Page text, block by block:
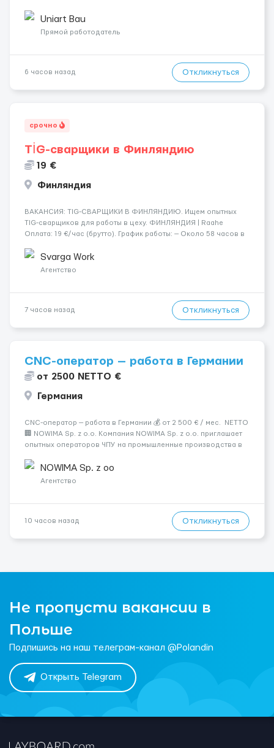
профессионалов на месте, приглашения делаем только для
профессионалов с доказательным портф...
Uniart Bau
Прямой работодатель
6 часов назад Откликнуться
срочно
TİG-сварщики в Финляндию
19 €
Финляндия
​​ВАКАНСИЯ: TIG-СВАРЩИКИ В ФИНЛЯНДИЮ. Ищем опытных
TIG-сварщиков для работы в цеху. ФИНЛЯНДИЯ | Raahe
Оплата: 19 €/час (брутто). График работы: — Около 58 часов в
переработки. Дата начала: — Как можно скорее....
Svarga Work
Агентство
7 часов назад Откликнуться
CNC-оператор — работа в Германии
от 2500 NETTO €
Германия
CNC-оператор — работа в Германии 💰 от 2 500 € / мес. NETTO
🏢 NOWIMA Sp. z o.o. Компания NOWIMA Sp. z o.o. приглашает
опытных операторов ЧПУ на промышленные производства в
Проживание, оформление и билеты — за счёт компани...
NOWIMA Sp. z oo
Агентство
10 часов назад Откликнуться
Не пропусти вакансии в
Польше
Подпишись на наш телеграм-канал @Polandin
Открыть Telegram